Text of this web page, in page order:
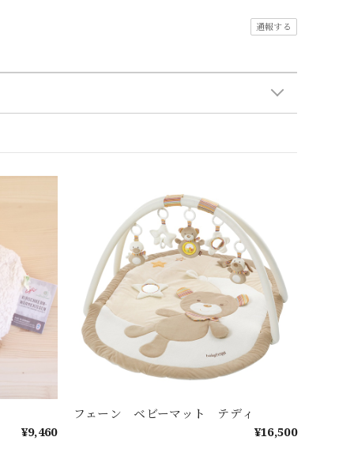
通報する
¥9,460
フェーン ベビーマット テディ
¥16,500